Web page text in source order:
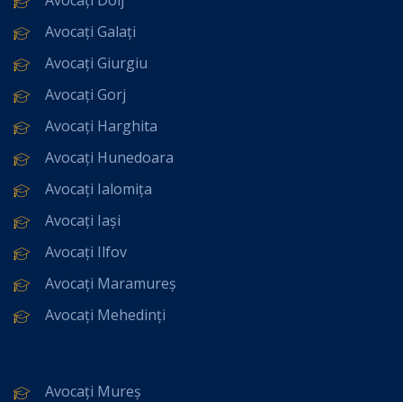
Avocați Galați
Avocați Giurgiu
Avocați Gorj
Avocați Harghita
Avocați Hunedoara
Avocați Ialomița
Avocați Iași
Avocați Ilfov
Avocați Maramureș
Avocați Mehedinți
Avocați Mureș